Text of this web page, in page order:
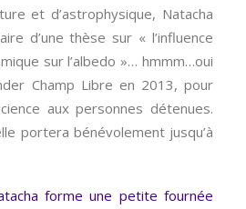
et d’astrophysique, Natacha
d’une thèse sur « l’influence
sur l’albedo »… hmmm…oui
Champ Libre en 2013, pour
aux personnes détenues.
portera bénévolement jusqu’à
forme une petite fournée